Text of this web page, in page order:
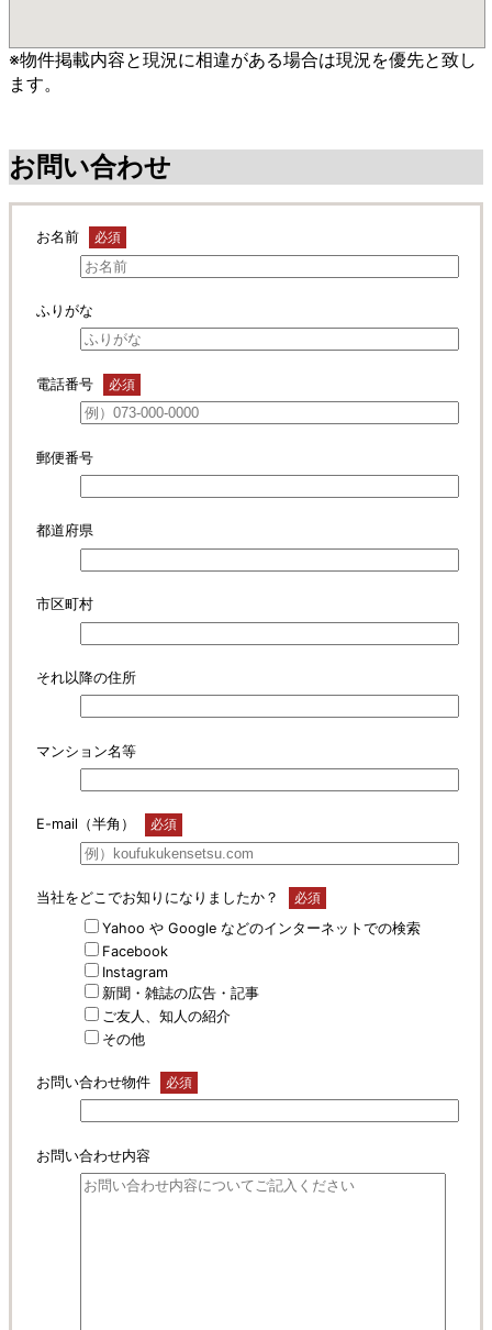
※物件掲載内容と現況に相違がある場合は現況を優先と致し
ます。
お問い合わせ
お名前 必須
ふりがな
電話番号 必須
郵便番号
都道府県
市区町村
それ以降の住所
マンション名等
E-mail（半角） 必須
当社をどこでお知りになりましたか？ 必須
Yahoo や Google などのインターネットでの検索
Facebook
Instagram
新聞・雑誌の広告・記事
ご友人、知人の紹介
その他
お問い合わせ物件 必須
お問い合わせ内容